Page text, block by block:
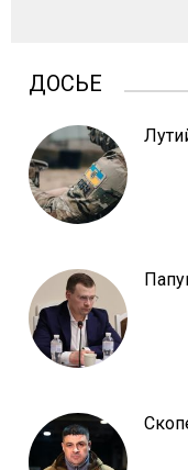
ДОСЬЕ